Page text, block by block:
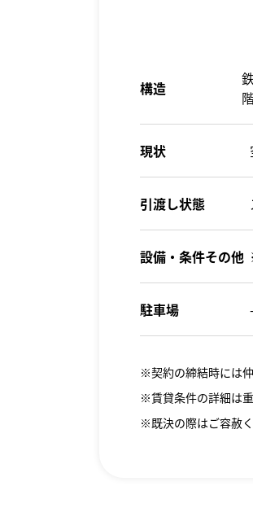
構造
現状
引渡し状態
設備・条件その他
駐車場 -
※契約の締結時には
※賃貸条件の詳細は
※既決の際はご容赦く